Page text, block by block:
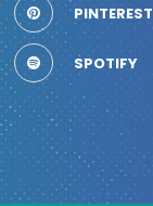
PINTEREST
SPOTIFY